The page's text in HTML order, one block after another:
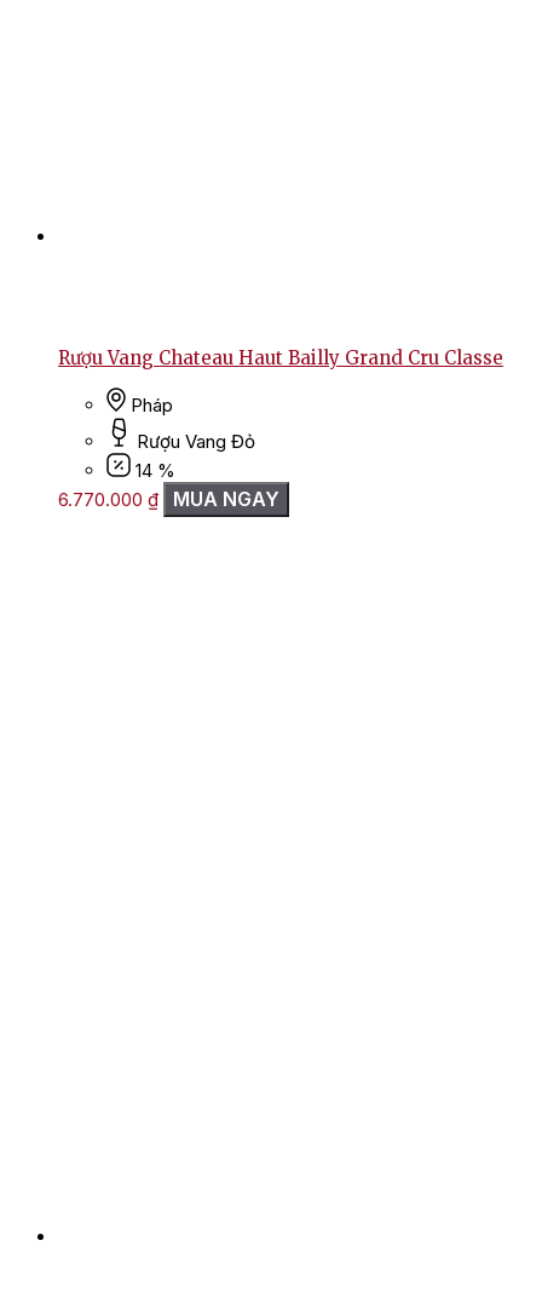
Rượu Vang Chateau Haut Bailly Grand Cru Classe
Pháp
Rượu Vang Đỏ
14 %
6.770.000 ₫ MUA NGAY